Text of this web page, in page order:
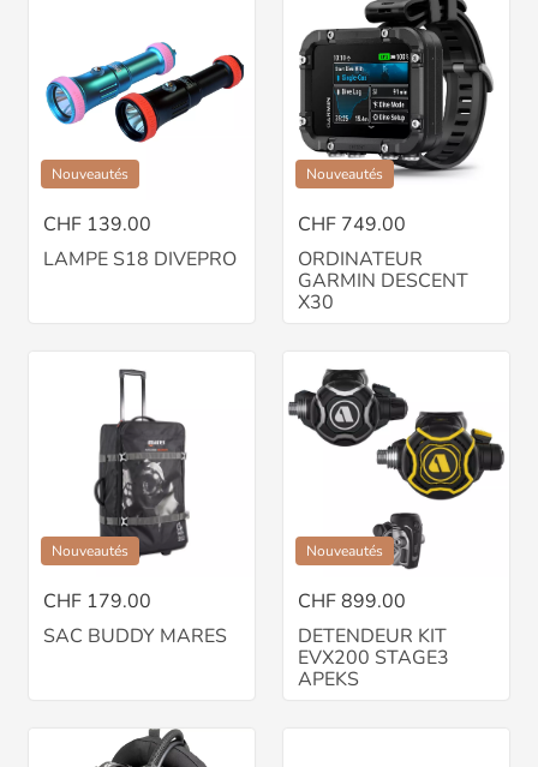
Nouveautés
CHF 139.00
LAMPE S18 DIVEPRO
Nouveautés
CHF 749.00
ORDINATEUR
GARMIN DESCENT
X30
Nouveautés
CHF 179.00
SAC BUDDY MARES
Nouveautés
CHF 899.00
DETENDEUR KIT
EVX200 STAGE3
APEKS